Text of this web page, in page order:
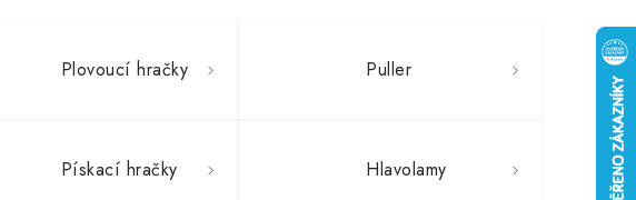
Plovoucí hračky Puller
Pískací hračky Hlavolamy